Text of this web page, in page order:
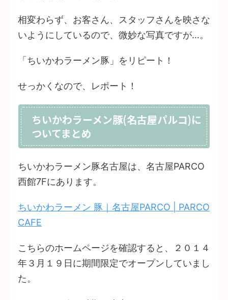
相変わらず、お客さん、スタッフさんを映さな
いようにしているので、微妙な写真ですが…。
「ちいかわラーメン豚」をリピート！
せっかくなので、レポート！
ちいかわラーメン豚(名古屋パルコ)に
ついてまとめ
ちいかわラーメン豚名古屋は、名古屋PARCO
西館7Fにあります。
ちいかわラーメン 豚｜名古屋PARCO | PARCO
CAFE
こちらのホームページを確認すると、２０１４
年３月１９日に期間限定でオープンしていまし
た。